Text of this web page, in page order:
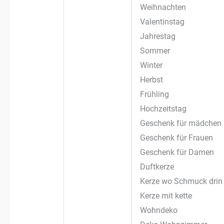
Weihnachten
Valentinstag
Jahrestag
Sommer
Winter
Herbst
Frühling
Hochzeitstag
Geschenk für mädchen
Geschenk für Frauen
Geschenk für Damen
Duftkerze
Kerze wo Schmuck
Kerze mit kette
Wohndeko